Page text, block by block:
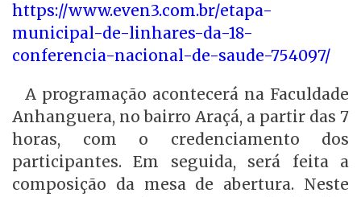
https://www.even3.com.br/etapa-
municipal-de-linhares-da-18-
conferencia-nacional-de-saude-754097/
A programação acontecerá na Faculdade
Anhanguera, no bairro Araçá, a partir das 7
horas, com o credenciamento dos
participantes. Em seguida, será feita a
composição da mesa de abertura. Neste